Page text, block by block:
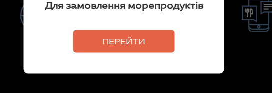
Для замовлення морепродуктів
ПЕРЕЙТИ
кожного